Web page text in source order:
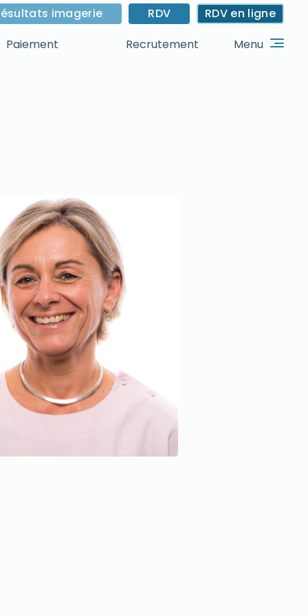
imagerie RDV
RDV en ligne
Paiement
Recrutement Menu